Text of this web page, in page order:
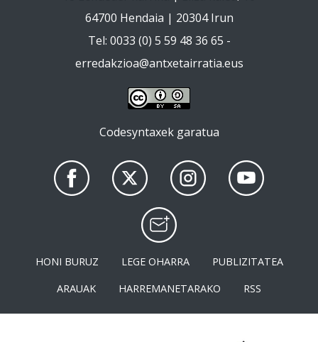
64700 Hendaia | 20304 Irun
Tel: 0033 (0) 5 59 48 36 65 -
erredakzioa@antxetairratia.eus
Codesyntaxek garatua
HONI BURUZ LEGE OHARRA
PUBLIZITATEA
ARAUAK
HARREMANETARAKO RSS